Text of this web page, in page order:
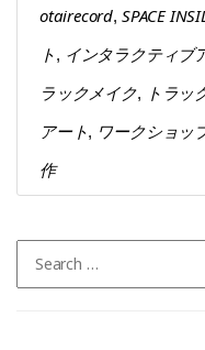
otairecord, SPACE
ト, インタラクティブ
ラックメイク, トラッ
アート, ワークショッ
作
for: